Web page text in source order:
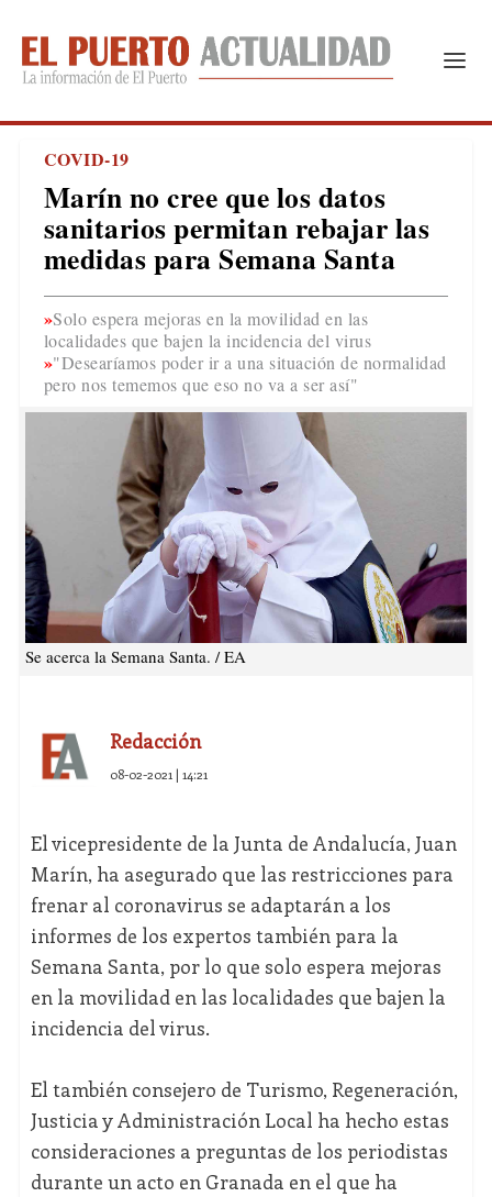
COVID-19
Marín no cree que los datos
sanitarios permitan rebajar las
medidas para Semana Santa
Solo espera mejoras en la movilidad en las
localidades que bajen la incidencia del virus
"Desearíamos poder ir a una situación de normalidad
pero nos tememos que eso no va a ser así"
Se acerca la Semana Santa. / EA
Redacción
08-02-2021 | 14:21
El vicepresidente de la Junta de Andalucía, Juan
Marín, ha asegurado que las restricciones para
frenar al coronavirus se adaptarán a los
informes de los expertos también para la
Semana Santa, por lo que solo espera mejoras
en la movilidad en las localidades que bajen la
incidencia del virus.
El también consejero de Turismo, Regeneración,
Justicia y Administración Local ha hecho estas
consideraciones a preguntas de los periodistas
durante un acto en Granada en el que ha